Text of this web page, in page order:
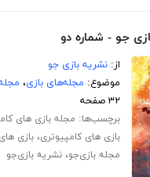
جو - شماره دو
از:نشریه بازی جو
موضوع: مجله‌های بازی،
۳۲ صفحه
برچسب‌ها: مجله بازی های
بازی های کامپیوتری،بازی
مجله بازی‌جو،نشریه بازی‌جو